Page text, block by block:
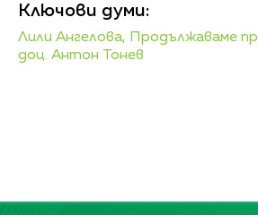
Ключови думи:
Лили Ангелова, Продължаваме
доц. Антон Тонев